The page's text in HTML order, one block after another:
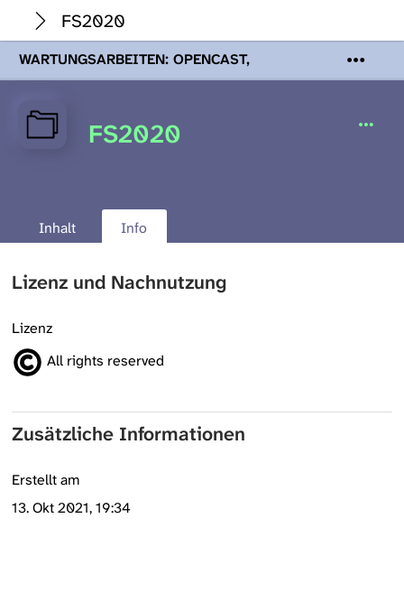
FS2020
WARTUNGSARBEITEN: OPENCAST,
PODCASTS & TOBIRA
Mi 19. August
Wartungsarbeiten an den Opencast-
Servern werden Ihnen Podcasts,
FS2020
Inhalt Info
Lizenz und Nachnutzung
Lizenz
All rights reserved
Zusätzliche Informationen
Erstellt am
13. Okt 2021, 19:34